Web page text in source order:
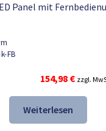
Panel mit
FB
Ursprünglicher
Preis
war:
226,49 €
154,98 €
Preis
154,98 €.
zzgl.
Weiterlesen